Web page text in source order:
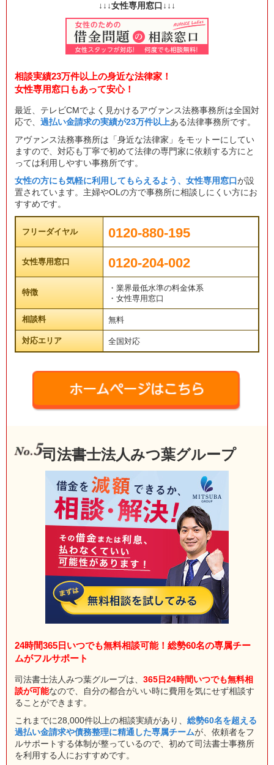
↓↓↓女性専用窓口↓↓↓
相談実績23万件以上の身近な法律家！
女性専用窓口もあって安心！
最近、テレビCMでよく見かけるアヴァンス法務事務所は全国対
応で、 過払い金請求の実績が23万件以上ある法律事務所です。
アヴァンス法務事務所は「身近な法律家」をモットーにしてい
ますので、対応も丁寧で初めて法律の専門家に依頼する方にと
っては利用しやすい事務所です。
女性の方にも気軽に利用してもらえるよう、女性専用窓口が設
置されています。主婦やOLの方で事務所に相談しにくい方にお
すすめです。
フリーダイヤル 0120-880-195
女性専用窓口 0120-204-002
特徴
・業界最低水準の料金体系
・女性専用窓口
相談料 無料
対応エリア 全国対応
司法書士法人みつ葉グループ
24時間365日いつでも無料相談可能！総勢60名の専属チー
ムがフルサポート
司法書士法人みつ葉グループは、 365日24時間いつでも無料相
談が可能なので、自分の都合がいい時に費用を気にせず相談す
ることができます。
これまでに28,000件以上の相談実績があり、 総勢60名を超える
過払い金請求や債務整理に精通した専属チームが、依頼者をフ
ルサポートする体制が整っているので、初めて司法書士事務所
を利用する人におすすめです。